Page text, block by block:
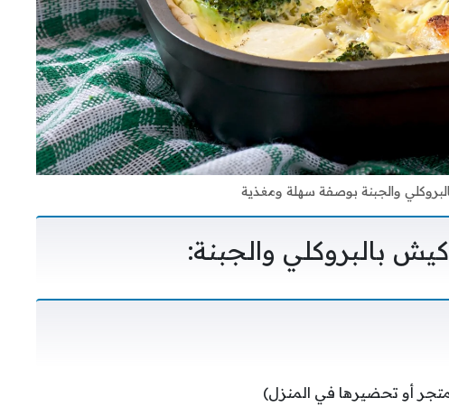
والجبنة بوصفة سهلة ومغذية
بالبروكلي والجبنة:
أو تحضيرها في المنزل)